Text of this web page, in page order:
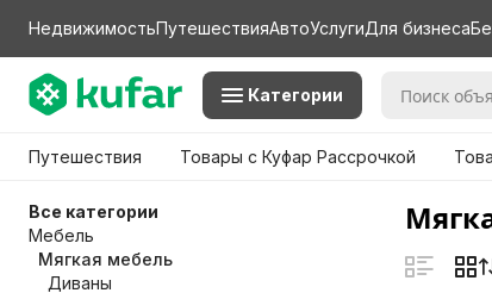
НедвижимостьПутешествияАвтоУслугиДля бизнеса
Категории
Путешествия Товары с Куфар Рассрочкой
Все категории
Мебель
Мягкая мебель
Диваны